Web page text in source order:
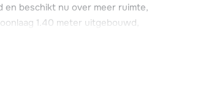
en beschikt nu over meer ruimte,
1.40 meter uitgebouwd,
de entree uitgebreid en is het